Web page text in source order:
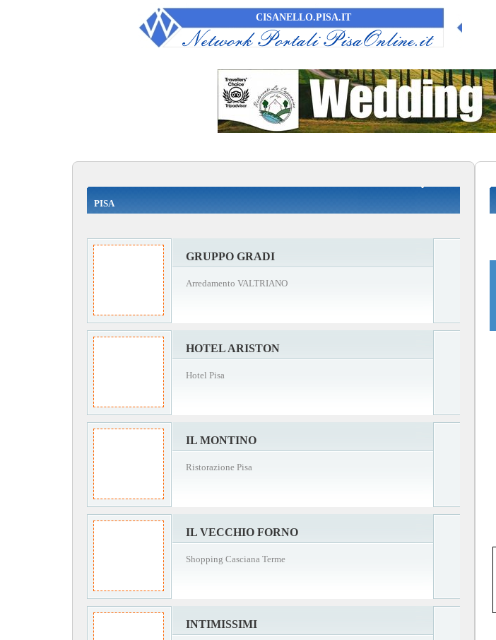
CISANELLO.PISA.IT
PISA
GRUPPO GRADI
Arredamento VALTRIANO
HOTEL ARISTON
Hotel Pisa
IL MONTINO
Ristorazione Pisa
IL VECCHIO FORNO
Shopping Casciana Terme
INTIMISSIMI